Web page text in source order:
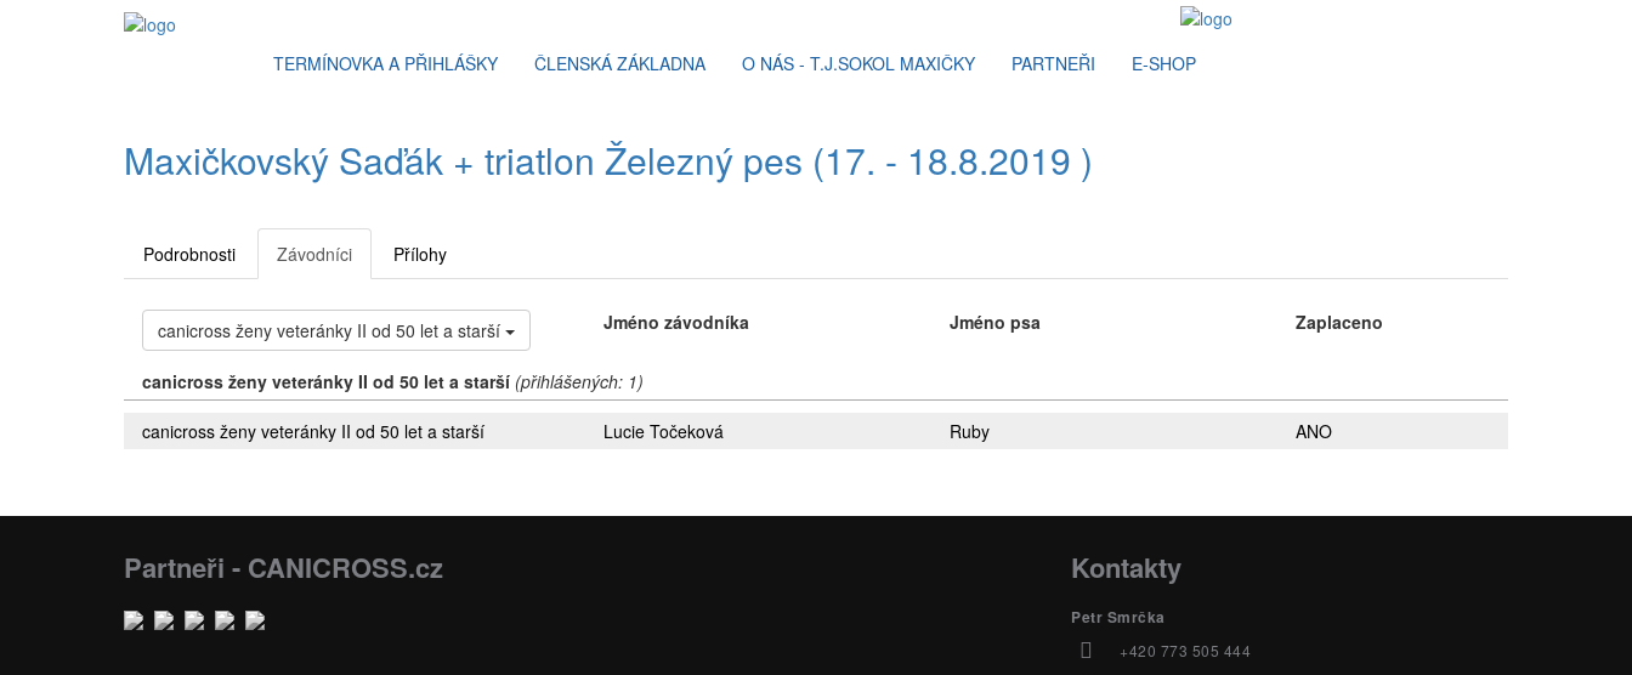
TERMÍNOVKA A PŘIHLÁŠKY ČLENSKÁ ZÁKLADNA O NÁS - T.J.SOKOL MAXIČKY PARTNEŘI E-SHOP
Maxičkovský Saďák + triatlon Železný pes (17. - 18.8.2019 )
Podrobnosti Závodníci Přílohy
canicross ženy veteránky II od 50 let a starší Jméno závodníka Jméno psa Zaplaceno
canicross ženy veteránky II od 50 let a starší (přihlášených: 1)
canicross ženy veteránky II od 50 let a starší Lucie Točeková Ruby ANO
Partneři - CANICROSS.cz Kontakty
Petr Smrčka
+420 773 505 444